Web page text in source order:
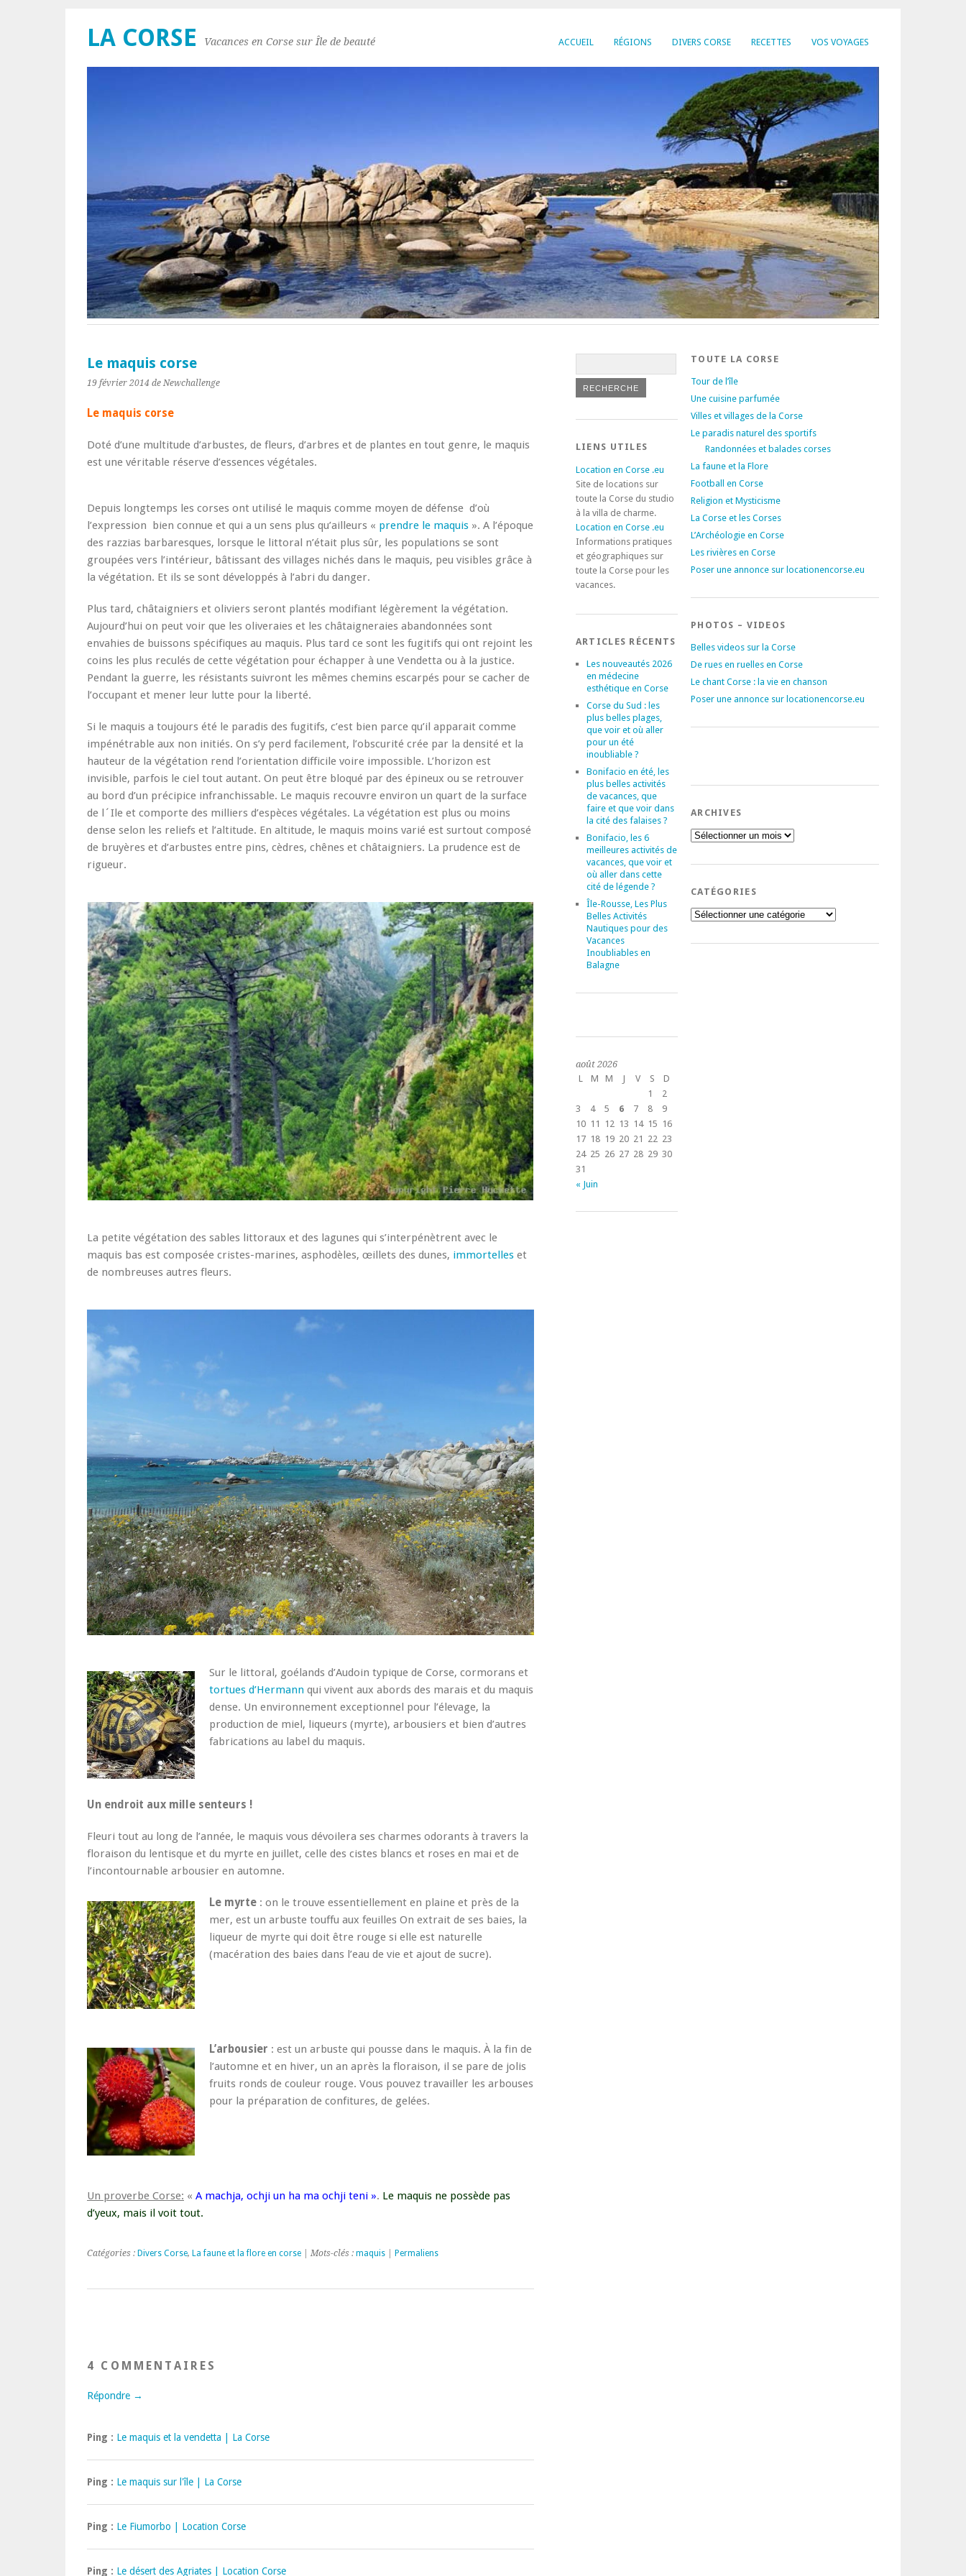
ACCUEIL RÉGIONS DIVERS CORSE RECETTES VOS VOYAGES
LA CORSE Vacances en Corse sur Île de beauté
Le maquis corse
19 février 2014 de Newchallenge
Le maquis corse
Doté d’une multitude d’arbustes, de fleurs, d’arbres et de plantes en tout genre, le maquis
est une véritable réserve d’essences végétales.
Depuis longtemps les corses ont utilisé le maquis comme moyen de défense d’où
l’expression bien connue et qui a un sens plus qu’ailleurs « prendre le maquis ». A l’époque
des razzias barbaresques, lorsque le littoral n’était plus sûr, les populations se sont
groupées vers l’intérieur, bâtissant des villages nichés dans le maquis, peu visibles grâce à
la végétation. Et ils se sont développés à l’abri du danger.
Plus tard, châtaigniers et oliviers seront plantés modifiant légèrement la végétation.
Aujourd’hui on peut voir que les oliveraies et les châtaigneraies abandonnées sont
envahies de buissons spécifiques au maquis. Plus tard ce sont les fugitifs qui ont rejoint les
coins les plus reculés de cette végétation pour échapper à une Vendetta ou à la justice.
Pendant la guerre, les résistants suivront les mêmes chemins escarpés pour se cacher de
l’occupant et mener leur lutte pour la liberté.
Si le maquis a toujours été le paradis des fugitifs, c’est bien parce qu’il apparait comme
impénétrable aux non initiés. On s’y perd facilement, l’obscurité crée par la densité et la
hauteur de la végétation rend l’orientation difficile voire impossible. L’horizon est
invisible, parfois le ciel tout autant. On peut être bloqué par des épineux ou se retrouver
au bord d’un précipice infranchissable. Le maquis recouvre environ un quart de la surface
de l´Ile et comporte des milliers d’espèces végétales. La végétation est plus ou moins
dense selon les reliefs et l’altitude. En altitude, le maquis moins varié est surtout composé
de bruyères et d’arbustes entre pins, cèdres, chênes et châtaigniers. La prudence est de
rigueur.
La petite végétation des sables littoraux et des lagunes qui s’interpénètrent avec le
maquis bas est composée cristes-marines, asphodèles, œillets des dunes, immortelles et
de nombreuses autres fleurs.
Sur le littoral, goélands d’Audoin typique de Corse, cormorans et
tortues d’Hermann qui vivent aux abords des marais et du maquis
dense. Un environnement exceptionnel pour l’élevage, la
production de miel, liqueurs (myrte), arbousiers et bien d’autres
fabrications au label du maquis.
Un endroit aux mille senteurs !
Fleuri tout au long de l’année, le maquis vous dévoilera ses charmes odorants à travers la
floraison du lentisque et du myrte en juillet, celle des cistes blancs et roses en mai et de
l’incontournable arbousier en automne.
Le myrte : on le trouve essentiellement en plaine et près de la
mer, est un arbuste touffu aux feuilles On extrait de ses baies, la
liqueur de myrte qui doit être rouge si elle est naturelle
(macération des baies dans l’eau de vie et ajout de sucre).
L’arbousier : est un arbuste qui pousse dans le maquis. À la fin de
l’automne et en hiver, un an après la floraison, il se pare de jolis
fruits ronds de couleur rouge. Vous pouvez travailler les arbouses
pour la préparation de confitures, de gelées.
Un proverbe Corse: « A machja, ochji un ha ma ochji teni ». Le maquis ne possède pas
d’yeux, mais il voit tout.
Catégories : Divers Corse, La faune et la flore en corse | Mots-clés : maquis Permaliens
4 COMMENTAIRES
Répondre →
Ping : Le maquis et la vendetta | La Corse
Ping : Le maquis sur l'île | La Corse
Ping : Le Fiumorbo | Location Corse
Ping : Le désert des Agriates | Location Corse
LIENS UTILES
Location en Corse .eu
Site de locations sur
toute la Corse du studio
à la villa de charme.
Location en Corse .eu
Informations pratiques
et géographiques sur
toute la Corse pour les
vacances.
ARTICLES RÉCENTS
Les nouveautés 2026
en médecine
esthétique en Corse
Corse du Sud : les
plus belles plages,
que voir et où aller
pour un été
inoubliable ?
Bonifacio en été, les
plus belles activités
de vacances, que
faire et que voir dans
la cité des falaises ?
Bonifacio, les 6
meilleures activités de
vacances, que voir et
où aller dans cette
cité de légende ?
Île-Rousse, Les Plus
Belles Activités
Nautiques pour des
Vacances
Inoubliables en
Balagne
août 2026
L
M M J V S
D
1
2
3
4 5 6 7 8
9
10 11 12 13 14 15 16
17 18 19 20 21 22 23
24 25 26 27 28 29 30
31
« Juin
TOUTE LA CORSE
Tour de l’île
Une cuisine parfumée
Villes et villages de la Corse
Le paradis naturel des sportifs
Randonnées et balades corses
La faune et la Flore
Football en Corse
Religion et Mysticisme
La Corse et les Corses
L’Archéologie en Corse
Les rivières en Corse
Poser une annonce sur locationencorse.eu
PHOTOS – VIDEOS
Belles videos sur la Corse
De rues en ruelles en Corse
Le chant Corse : la vie en chanson
Poser une annonce sur locationencorse.eu
ARCHIVES
Archives
CATÉGORIES
Catégories